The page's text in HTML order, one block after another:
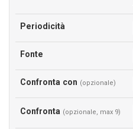
Periodicità
Fonte
Confronta con (opzionale)
Confronta (opzionale, max 9)